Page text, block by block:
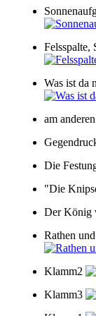
Felsspalte,
Was ist da
am
Die
"Die
Der König
Rathen
Klamm2
Klamm3